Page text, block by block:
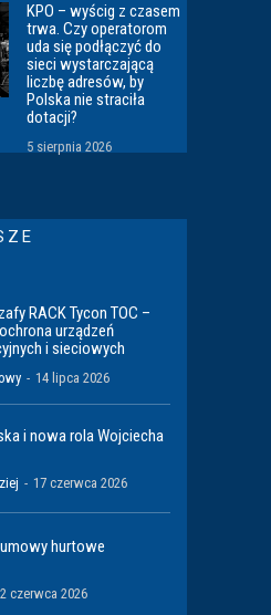
KPO – wyścig z czasem
trwa. Czy operatorom
uda się podłączyć do
sieci wystarczającą
liczbę adresów, by
Polska nie straciła
dotacji?
5 sierpnia 2026
RACK Tycon TOC –
urządzeń
i sieciowych
- 14 lipca 2026
i nowa rola Wojciecha
- 17 czerwca 2026
hurtowe
2 czerwca 2026